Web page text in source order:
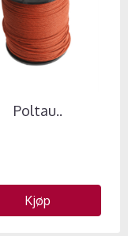
Poltau..
Kjøp